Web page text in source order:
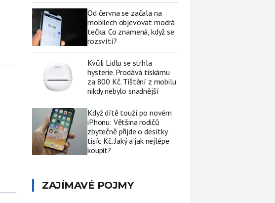
Od června se začala na
mobilech objevovat modrá
tečka. Co znamená, když se
rozsvítí?
Kvůli Lidlu se strhla
hysterie. Prodává tiskárnu
za 800 Kč. Tištění z mobilu
nikdy nebylo snadnější
Když dítě touží po novém
iPhonu: Většina rodičů
zbytečně přijde o desítky
tisíc Kč. Jaký a jak nejlépe
koupit?
ZAJÍMAVÉ POJMY